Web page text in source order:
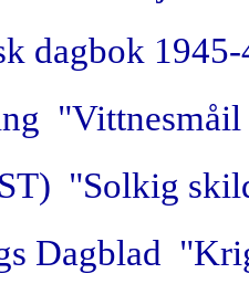
dagbok
"Solkig
Dagblad